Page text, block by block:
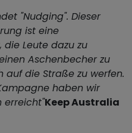
"Nudging". Dieser
ist eine
Leute dazu zu
Aschenbecher zu
die Straße zu werfen.
haben wir
erreicht"Keep Australia